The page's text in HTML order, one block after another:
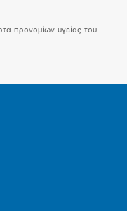
προνομίων υγείας του